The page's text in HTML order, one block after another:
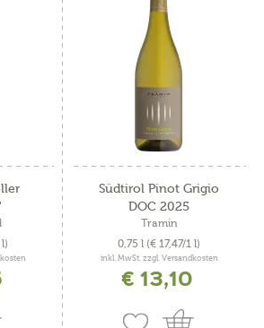
l)
Südtirol Pinot Grigio
DOC 2025
Tramin
0,75 l (€ 17,47/1 l)
inkl. MwSt. zzgl. Versandkosten
€ 13,10